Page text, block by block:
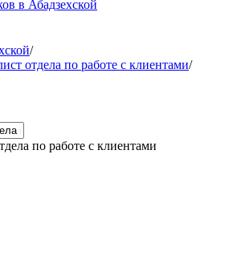
в Абадзехской
/
отдела по работе с клиентами/
по работе с клиентами